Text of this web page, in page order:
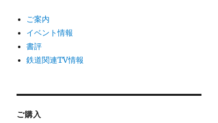
ご案内
イベント情報
書評
鉄道関連TV情報
ご購入